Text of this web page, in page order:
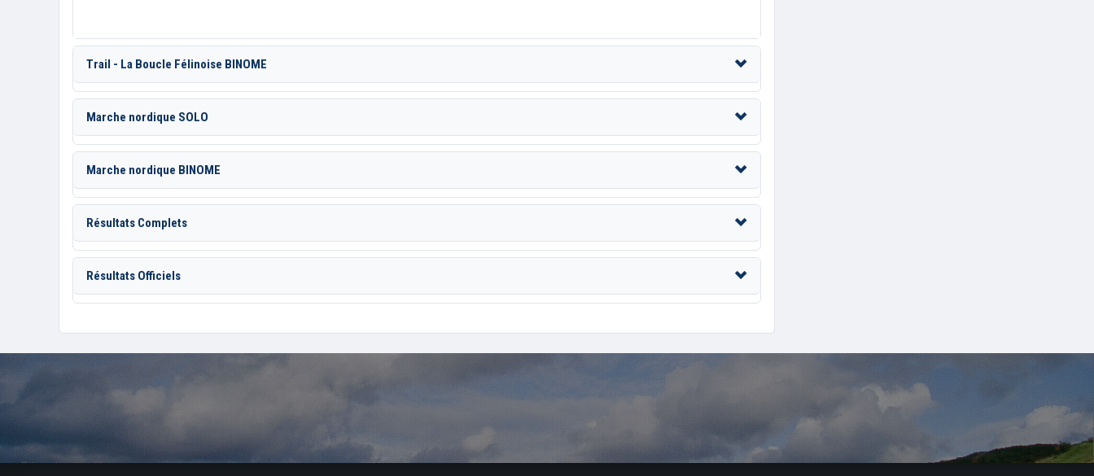
Trail - La Boucle Félinoise BINOME
Marche nordique SOLO
Marche nordique BINOME
Résultats Complets
Résultats Officiels